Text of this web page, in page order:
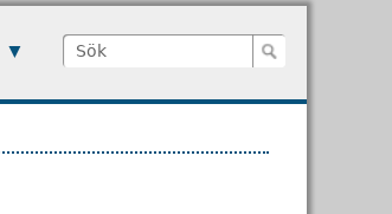
Sökformulär
Sök